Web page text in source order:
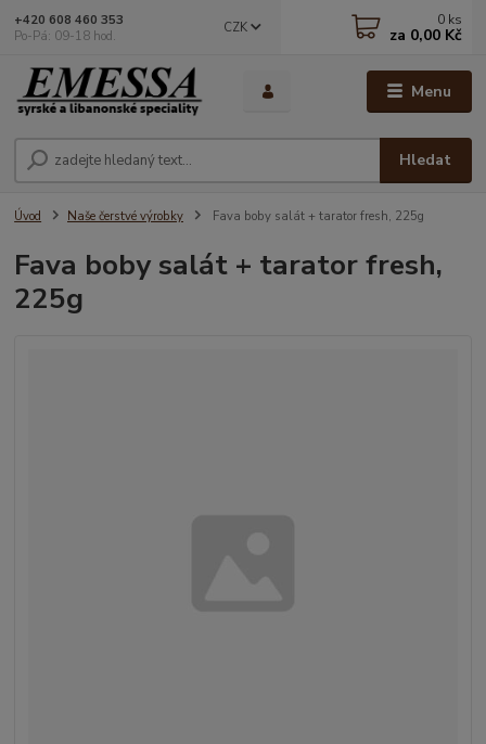
Menu
CZK
Hledat
+420 608 460 353
Po-Pá: 09-18 hod.
0 ks
za 0,00 Kč
Úvod Naše čerstvé výrobky Fava boby salát + tarator fresh, 225g
Fava boby salát + tarator fresh,
225g